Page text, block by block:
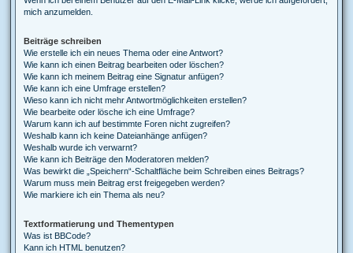
mich anzumelden.
Beiträge schreiben
Wie erstelle ich ein neues Thema oder eine Antwort?
Wie kann ich einen Beitrag bearbeiten oder löschen?
Wie kann ich meinem Beitrag eine Signatur anfügen?
Wie kann ich eine Umfrage erstellen?
Wieso kann ich nicht mehr Antwortmöglichkeiten erstellen?
Wie bearbeite oder lösche ich eine Umfrage?
Warum kann ich auf bestimmte Foren nicht zugreifen?
Weshalb kann ich keine Dateianhänge anfügen?
Weshalb wurde ich verwarnt?
Wie kann ich Beiträge den Moderatoren melden?
Was bewirkt die „Speichern“-Schaltfläche beim Schreiben eines Beitrags?
Warum muss mein Beitrag erst freigegeben werden?
Wie markiere ich ein Thema als neu?
Textformatierung und Thementypen
Was ist BBCode?
Kann ich HTML benutzen?